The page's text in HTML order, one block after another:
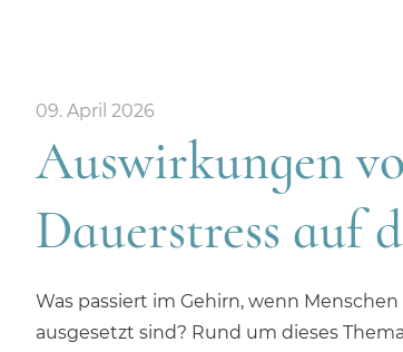
09. April 2026
Auswirkungen
Dauerstress auf
Was passiert im Gehirn, wenn
ausgesetzt sind? Rund um dieses